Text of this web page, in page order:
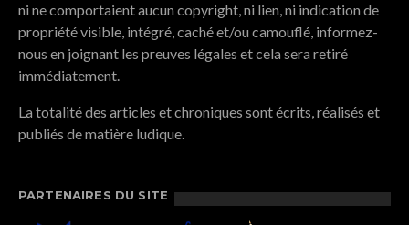
ni ne comportaient aucun copyright, ni lien, ni indication de
propriété visible, intégré, caché et/ou camouflé, informez-
nous en joignant les preuves légales et cela sera retiré
immédiatement.
La totalité des articles et chroniques sont écrits, réalisés et
publiés de matière ludique.
PARTENAIRES DU SITE